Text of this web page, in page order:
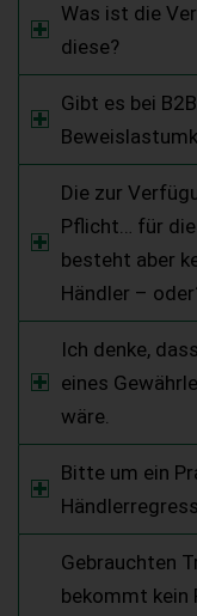
Was ist die
diese?
Gibt es bei
Die zur
Pflicht… für
besteht aber
Händler –
Ich denke,
eines
wäre.
Bitte um ein
Gebrauchten
bekommt kein